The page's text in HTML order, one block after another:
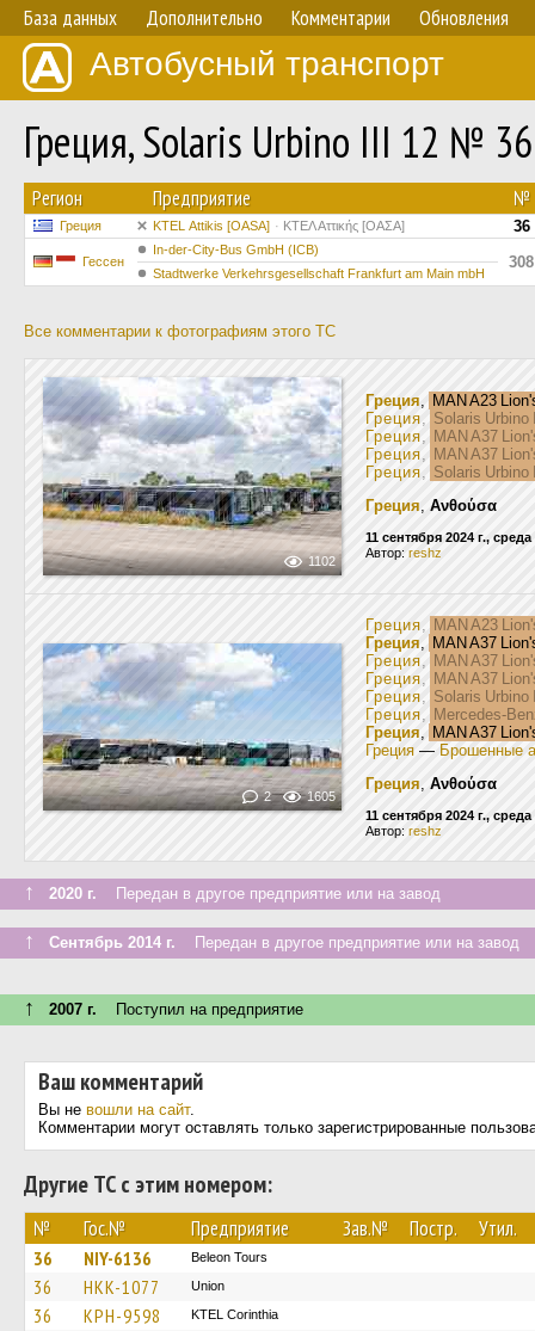
База данных Дополнительно Комментарии Обновления
Автобусный транспорт
Греция, Solaris Urbino III 12 № 36
Регион Предприятие №
Греция KΤΕL Αttikis [OASA] ΚΤΕΛ Αττικής [ΟΑΣΑ] 36
Гессен
In-der-City-Bus GmbH (ICB)
308
Stadtwerke Verkehrsgesellschaft Frankfurt am Main mbH
Все комментарии к фотографиям этого ТС
1102
Греция, MAN A23
Греция, Solaris
Греция, MAN A37
Греция, MAN A37
Греция, Solaris
Греция, Ανθούσα
11 сентября 2024 г., среда
Автор: reshz
2 1605
Греция, MAN A23
Греция, MAN A37
Греция, MAN A37
Греция, MAN A37
Греция, Solaris
Греция, Mercedes-
Греция, MAN A37
Греция — Брошенные
Греция, Ανθούσα
11 сентября 2024 г., среда
Автор: reshz
↑ 2020 г. Передан в другое предприятие или на завод
↑ Сентябрь 2014 г. Передан в другое предприятие или на завод
↑ 2007 г. Поступил на предприятие
Ваш комментарий
Вы не вошли на сайт.
Комментарии могут оставлять только зарегистрированные
Другие ТС с этим номером:
№ Гос.№ Предприятие Зав.№ Постр. Утил.
36 NIY-6136 Beleon Tours
36 HKK-1077 Union
36 KPH-9598 KTEL Corinthia